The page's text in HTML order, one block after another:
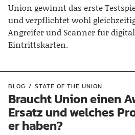
Union gewinnt das erste
und verpflichtet wohl
Angreifer und Scanner für
Eintrittskarten.
BLOG STATE OF THE UNION
Braucht Union einen
Ersatz und welches
er haben?